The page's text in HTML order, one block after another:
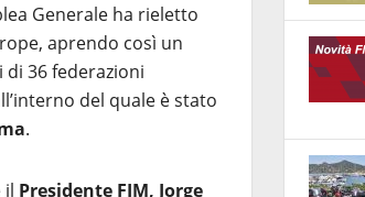
Generale ha rieletto
aprendo così un
di 36 federazioni
del quale è stato
.
il Presidente FIM, Jorge